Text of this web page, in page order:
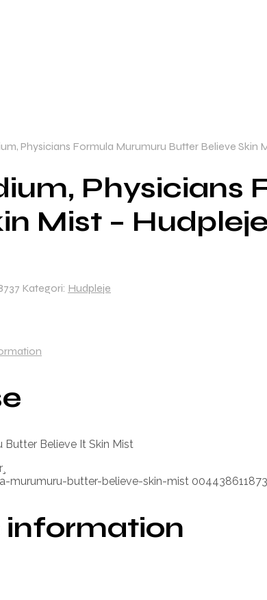
Physicians Formula Murumuru Butter Believe Skin
Physicians
Mist –
Kategori: Hudpleje
Butter Believe It Skin Mist
murumuru-butter-believe-skin-mist
information